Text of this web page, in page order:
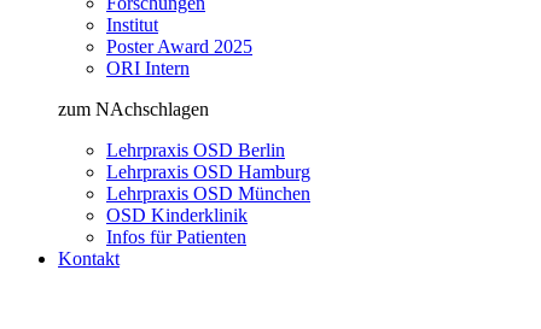
Institut
Poster Award 2025
ORI Intern
zum NAchschlagen
Lehrpraxis OSD Berlin
Lehrpraxis OSD Hamburg
Lehrpraxis OSD München
OSD Kinderklinik
Infos für Patienten
Kontakt